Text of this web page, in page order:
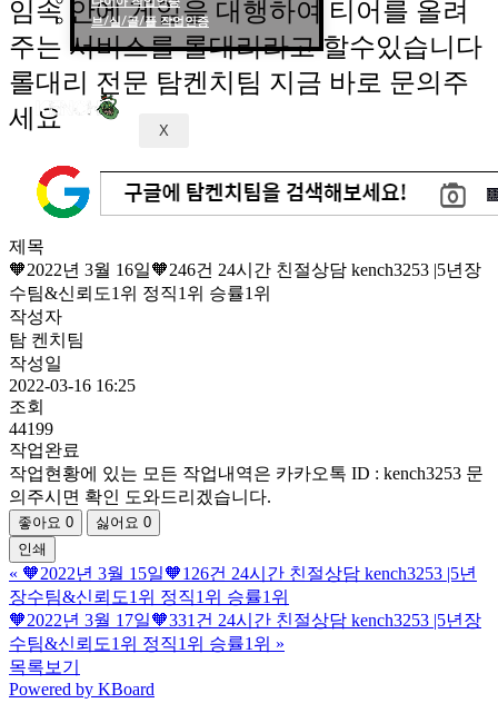
브/실/골/플 작업인증
X
임속 안에 게임을 대행하여 티어를 올려
주는 서비스를 롤대리라고 할수있습니다
롤대리 전문 탐켄치팀 지금 바로 문의주
세요
제목
🧡2022년 3월 16일🧡246건 24시간 친절상담 kench3253 |5년장
수팀&신뢰도1위 정직1위 승률1위
작성자
탐 켄치팀
작성일
2022-03-16 16:25
조회
44199
작업완료
작업현황에 있는 모든 작업내역은 카카오톡 ID : kench3253 문
의주시면 확인 도와드리겠습니다.
좋아요 0 싫어요 0
인쇄
« 🧡2022년 3월 15일🧡126건 24시간 친절상담 kench3253 |5년
장수팀&신뢰도1위 정직1위 승률1위
🧡2022년 3월 17일🧡331건 24시간 친절상담 kench3253 |5년장
수팀&신뢰도1위 정직1위 승률1위 »
목록보기
Powered by KBoard